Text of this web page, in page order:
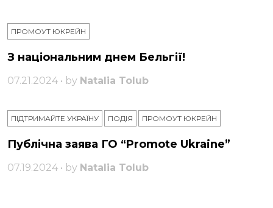
ПРОМОУТ ЮКРЕЙН
З національним днем ​​Бельгії!
07.21.2024 • by Natalia Tolub
ПІДТРИМАЙТЕ УКРАЇНУ ПОДІЯ ПРОМОУТ ЮКРЕЙН
Публічна заява ГО “Promote Ukraine”
07.19.2024 • by Natalia Tolub